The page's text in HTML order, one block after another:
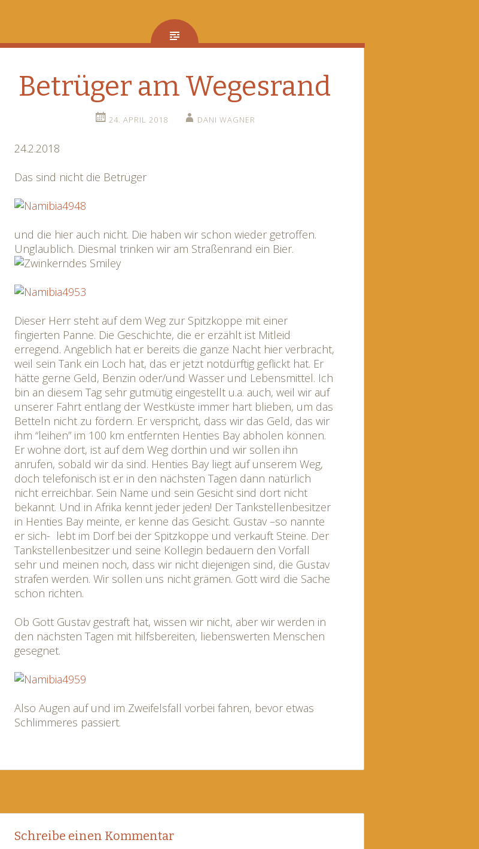
Betrüger am Wegesrand
24. APRIL 2018 DANI WAGNER
24.2.2018
Das sind nicht die Betrüger
und die hier auch nicht. Die haben wir schon wieder getroffen.
Unglaublich. Diesmal trinken wir am Straßenrand ein Bier.
Dieser Herr steht auf dem Weg zur Spitzkoppe mit einer
fingierten Panne. Die Geschichte, die er erzählt ist Mitleid
erregend. Angeblich hat er bereits die ganze Nacht hier verbracht,
weil sein Tank ein Loch hat, das er jetzt notdürftig geflickt hat. Er
hätte gerne Geld, Benzin oder/und Wasser und Lebensmittel. Ich
bin an diesem Tag sehr gutmütig eingestellt u.a. auch, weil wir auf
unserer Fahrt entlang der Westküste immer hart blieben, um das
Betteln nicht zu fördern. Er verspricht, dass wir das Geld, das wir
ihm “leihen” im 100 km entfernten Henties Bay abholen können.
Er wohne dort, ist auf dem Weg dorthin und wir sollen ihn
anrufen, sobald wir da sind. Henties Bay liegt auf unserem Weg,
doch telefonisch ist er in den nächsten Tagen dann natürlich
nicht erreichbar. Sein Name und sein Gesicht sind dort nicht
bekannt. Und in Afrika kennt jeder jeden! Der Tankstellenbesitzer
in Henties Bay meinte, er kenne das Gesicht. Gustav –so nannte
er sich- lebt im Dorf bei der Spitzkoppe und verkauft Steine. Der
Tankstellenbesitzer und seine Kollegin bedauern den Vorfall
sehr und meinen noch, dass wir nicht diejenigen sind, die Gustav
strafen werden. Wir sollen uns nicht grämen. Gott wird die Sache
schon richten.
Ob Gott Gustav gestraft hat, wissen wir nicht, aber wir werden in
den nächsten Tagen mit hilfsbereiten, liebenswerten Menschen
gesegnet.
Also Augen auf und im Zweifelsfall vorbei fahren, bevor etwas
Schlimmeres passiert.
Post
Schreibe einen Kommentar